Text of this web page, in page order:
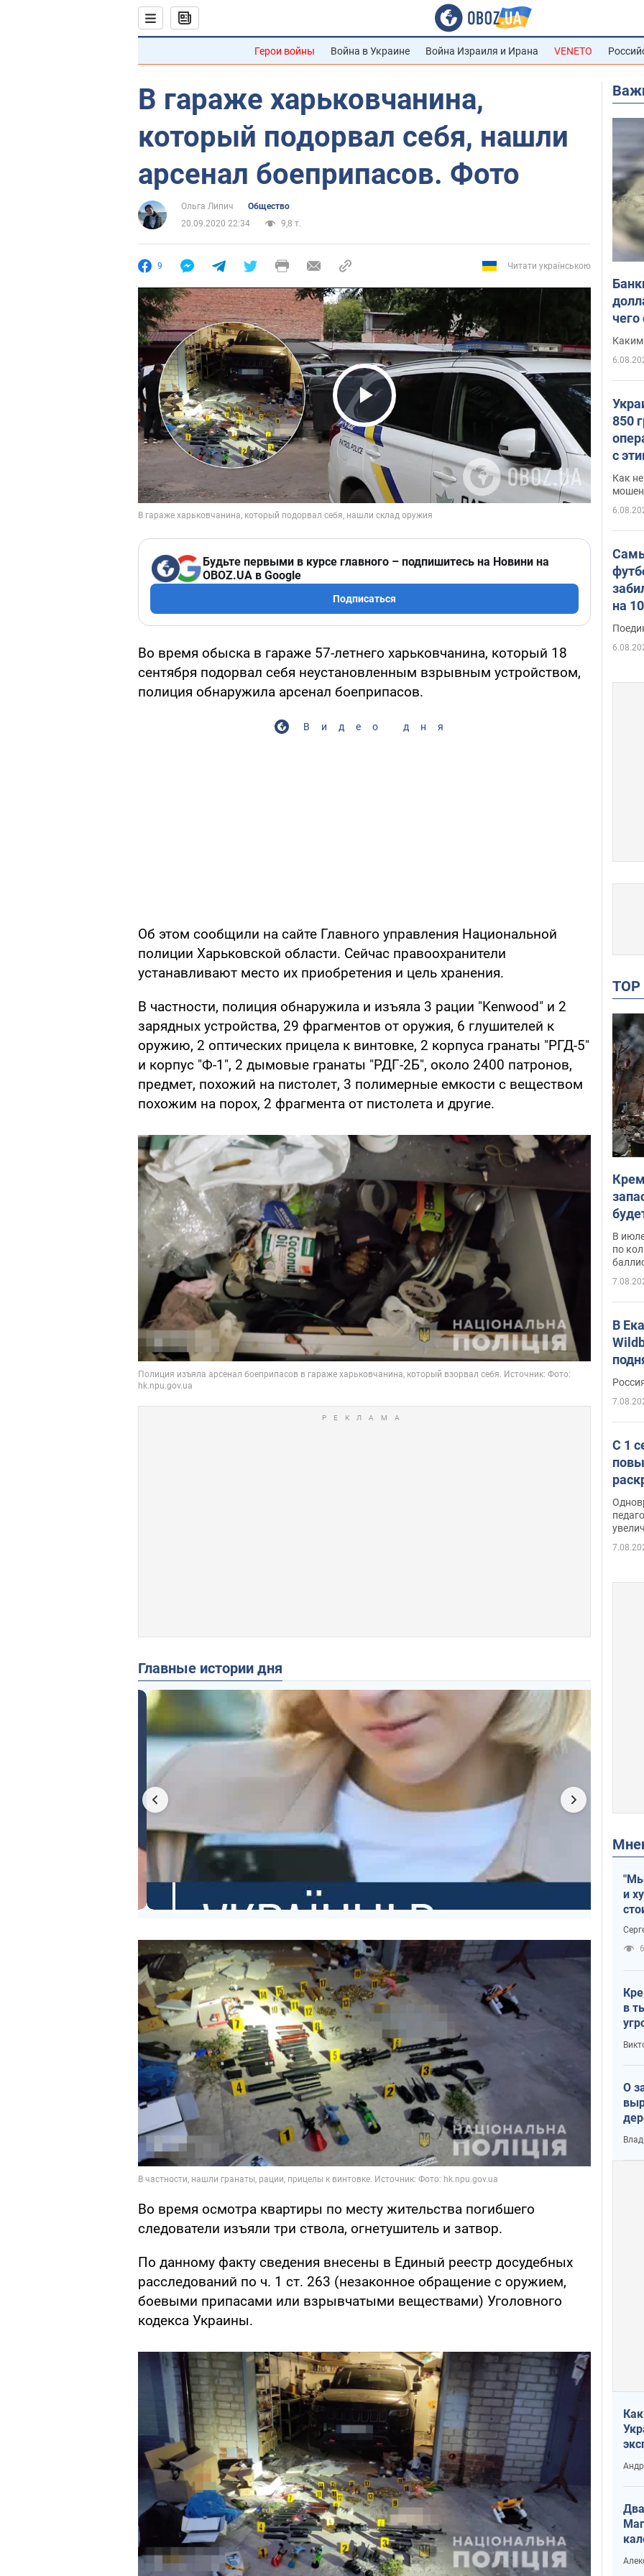
Герои войны Война в Украине Война Израиля и Ирана VENETO
В гараже харьковчанина,
который подорвал себя, нашли
арсенал боеприпасов. Фото
Ольга Липич
Общество
20.09.2020 22:34
9,8 т.
9 Читати українською
Play Video
Будьте первыми в курсе главного – подпишитесь на Новини на
OBOZ.UA в Google
Подписаться
Во время обыска в гараже 57-летнего харьковчанина, который 18
сентября подорвал себя неустановленным взрывным устройством,
полиция обнаружила арсенал боеприпасов.
Видео дня
Об этом сообщили на сайте Главного управления Национальной
полиции Харьковской области. Сейчас правоохранители
устанавливают место их приобретения и цель хранения.
В частности, полиция обнаружила и изъяла 3 рации "Kenwood" и 2
зарядных устройства, 29 фрагментов от оружия, 6 глушителей к
оружию, 2 оптических прицела к винтовке, 2 корпуса гранаты "РГД-5"
и корпус "Ф-1", 2 дымовые гранаты "РДГ-2Б", около 2400 патронов,
предмет, похожий на пистолет, 3 полимерные емкости с веществом
похожим на порох, 2 фрагмента от пистолета и другие.
Главные истории дня
Во время осмотра квартиры по месту жительства погибшего
следователи изъяли три ствола, огнетушитель и затвор.
По данному факту сведения внесены в Единый реестр досудебных
расследований по ч. 1 ст. 263 (незаконное обращение с оружием,
боевыми припасами или взрывчатыми веществами) Уголовного
кодекса Украины.
Каким
850
с
Как
на
В
по
В
С 1
и
6
в
О
что